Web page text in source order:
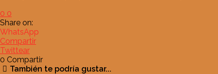
0 0
Share on:
WhatsApp
Compartir
Twittear
0 Compartir
También te podría gustar...